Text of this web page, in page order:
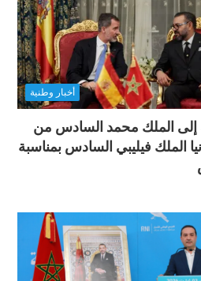
أخبار وطنية
إلى الملك محمد السادس من
الملك فيليبي السادس بمناسبة